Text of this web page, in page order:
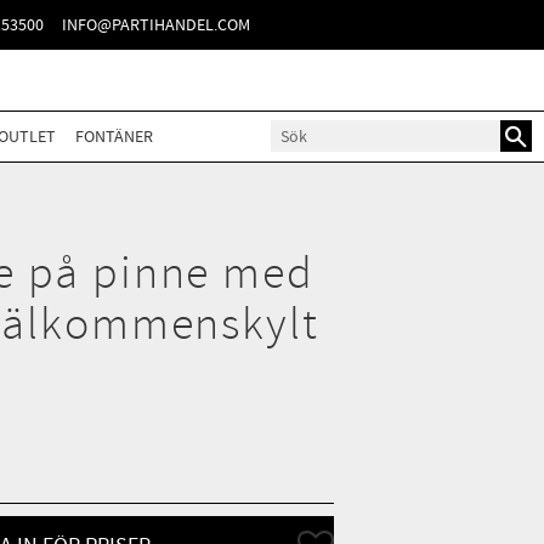
INFO@PARTIHANDEL.COM
FONTÄNER
på pinne med